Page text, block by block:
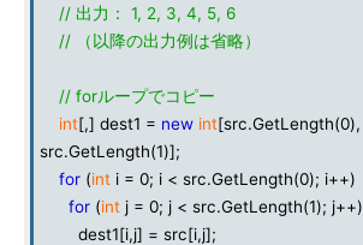
// 出力： 1, 2, 3, 4, 5, 6
// （以降の出力例は省略）
// forループでコピー
int[,] dest1 = new int[src.GetLength(0),
src.GetLength(1)];
for (int i = 0; i < src.GetLength(0); i++)
for (int j = 0; j < src.GetLength(1); j++)
dest1[i,j] = src[i,j];